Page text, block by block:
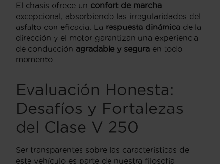
El chasis ofrece un confort de marcha
excepcional, absorbiendo las irregularidades del
asfalto con eficacia. La respuesta dinámica de la
dirección y el motor garantizan una experiencia
de conducción agradable y segura en todo
momento.
Evaluación Honesta:
Desafíos y Fortalezas
del Clase V 250
Ser transparentes sobre las características de
este vehículo es parte de nuestra filosofía